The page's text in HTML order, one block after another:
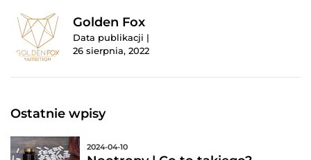
Golden Fox
Data publikacji |
26 sierpnia, 2022
Ostatnie wpisy
2024-04-10